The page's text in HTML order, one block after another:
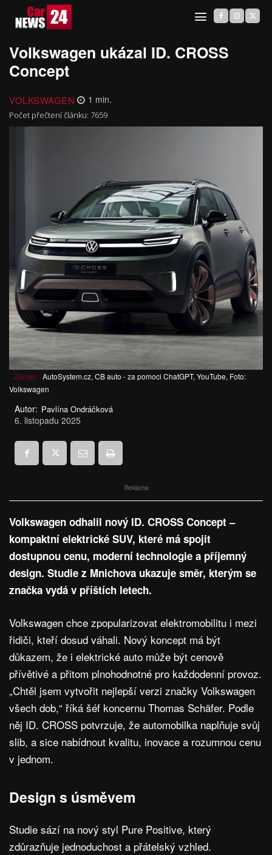
Volkswagen ukázal ID. CROSS
Concept
VOLKSWAGEN 1 min.
Počet přečtení článku: 7659
Zdroje: AutoSystem.cz, CB auto - za pomoci ChatGPT, YouTube, Foto:
Volkswagen
Autor: Pavlína Ondráčková
6. listopadu 2025
Reklama
Volkswagen odhalil nový ID. CROSS Concept –
kompaktní elektrické SUV, které má spojit
dostupnou cenu, moderní technologie a příjemný
design. Studie z Mnichova ukazuje směr, kterým se
značka vydá v příštích letech.
Volkswagen chce zpopularizovat elektromobilitu i mezi
řidiči, kteří dosud váhali. Nový koncept má být
důkazem, že i elektrické auto může být cenově
přívětivé a přitom plnohodnotné pro každodenní provoz.
„Chtěl jsem vytvořit nejlepší verzi značky Volkswagen
všech dob,“ říká šéf koncernu Thomas Schäfer. Podle
něj ID. CROSS potvrzuje, že automobilka naplňuje svůj
slib, a sice nabídnout kvalitu, inovace a rozumnou cenu
v jednom.
Design s úsměvem
Studie sází na nový styl Pure Positive, který
zdůrazňuje jednoduchost a přátelský vzhled.